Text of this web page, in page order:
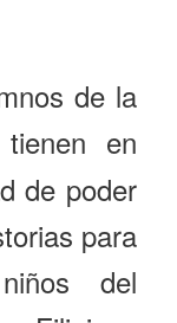
de la
tienen en
de poder
para
del